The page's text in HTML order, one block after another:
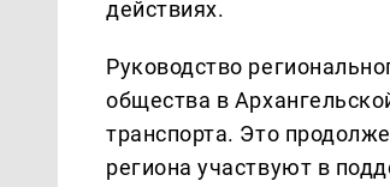
действиях.
Руководство
общества в
транспорта. Это
региона участвуют в